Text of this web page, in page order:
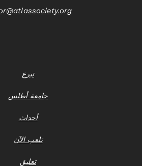
تبرع
جامعة أطلس
أحداث
تلعب الآن
تعليق